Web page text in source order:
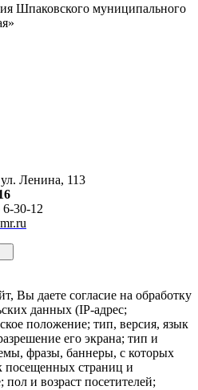
Шпаковского муниципального
Ленина, 113
30-12
Вы даете согласие на обработку
данных (IP-адрес;
положение; тип, версия, язык
его экрана; тип и
фразы, баннеры, с которых
посещенных страниц и
и возраст посетителей;